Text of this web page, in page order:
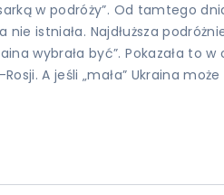
w podróży”. Od tamtego
istniała. Najdłuższa
wybrała być”. Pokazała
A jeśli „mała” Ukraina